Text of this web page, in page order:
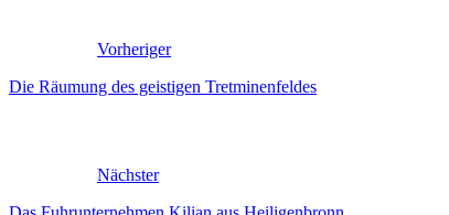
Vorheriger
Die Räumung des geistigen Tretminenfeldes
Nächster